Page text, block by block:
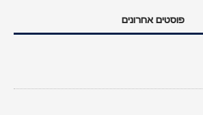
פוסטים אחרונים